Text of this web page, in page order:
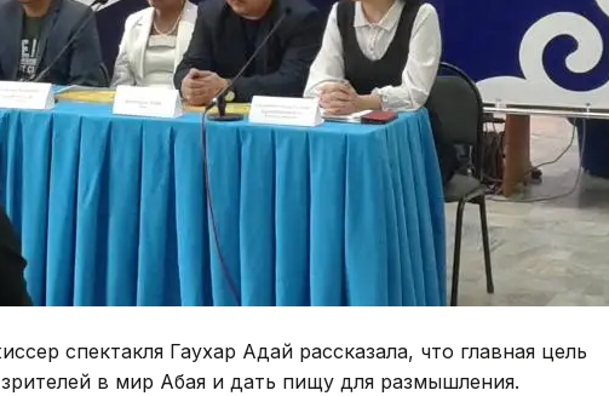
спектакля Гаухар Адай рассказала, что главная цель
в мир Абая и дать пищу для размышления.